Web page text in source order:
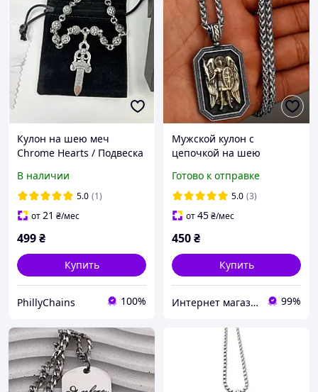
Кулон на шею меч
Chrome Hearts / Подвеска
Sword Silver Necklace
полная упаковка Хром
Хартс
В наличии
5.0 (1)
от21 ₴/мес
499₴
Купить
PhillyChains 100%
Мужской кулон с
цепочкой на шею
стильный оберег
Готово к отправке
5.0 (3)
от45₴/мес
450₴
Купить
Интернет магазин 24 Часа 99%